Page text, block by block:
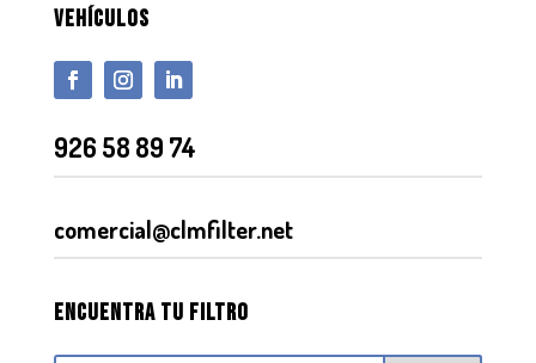
VEHÍCULOS
926 58 89 74
comercial@clmfilter.net
Encuentra tu filtro